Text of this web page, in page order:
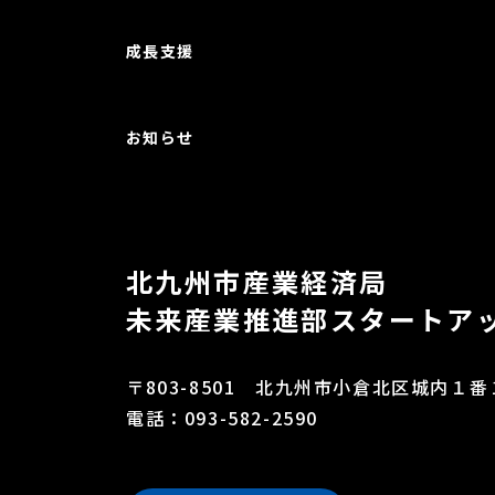
成長支援
お知らせ
北九州市産業経済局
未来産業推進部スタートア
〒803-8501 北九州市小倉北区城内１番
電話：093-582-2590